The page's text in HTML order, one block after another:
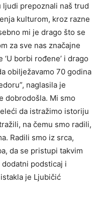
ljudi prepoznali naš trud
kulturom, kroz razne
mi je drago što se
za sve nas značajne
borbi rođene’ i drago
obilježavamo 70 godina
naglasila je
dobrodošla. Mi smo
da istražimo istoriju
na čemu smo radili,
Radili smo iz srca,
da se pristupi takvim
dodatni podsticaj i
je Ljubičić